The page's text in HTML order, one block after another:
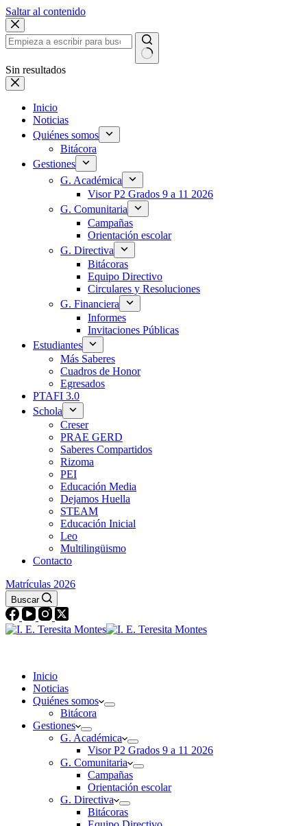
Saltar al contenido
Sin resultados
Inicio
Noticias
Quiénes somos
Bitácora
Gestiones
G. Académica
Visor P2 Grados 9 a 11 2026
G. Comunitaria
Campañas
Orientación escolar
G. Directiva
Bitácoras
Equipo Directivo
Circulares y Resoluciones
G. Financiera
Informes
Invitaciones Públicas
Estudiantes
Más Saberes
Cuadros de Honor
Egresados
PTAFI 3.0
Schola
Creser
PRAE GERD
Saberes Compartidos
Rizoma
PEI
Educación Media
Dejamos Huella
STEAM
Educación Inicial
Leo
Multilingüismo
Contacto
Matrículas 2026
Buscar
Inicio
Noticias
Quiénes somos
Bitácora
Gestiones
G. Académica
Visor P2 Grados 9 a 11 2026
G. Comunitaria
Campañas
Orientación escolar
G. Directiva
Bitácoras